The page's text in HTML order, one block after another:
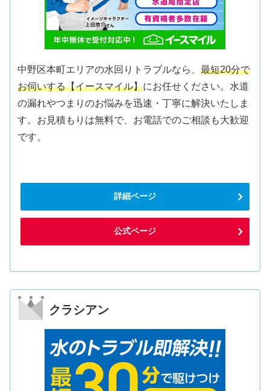
中野区本町エリアの水回りトラブルなら、最短20分で
お伺いする【イースマイル】にお任せください。水道
の漏れやつまりのお悩みを迅速・丁寧に解決いたしま
す。お見積もりは無料で、お電話でのご相談も大歓迎
です。
詳細ページ
公式ページ
クラシアン